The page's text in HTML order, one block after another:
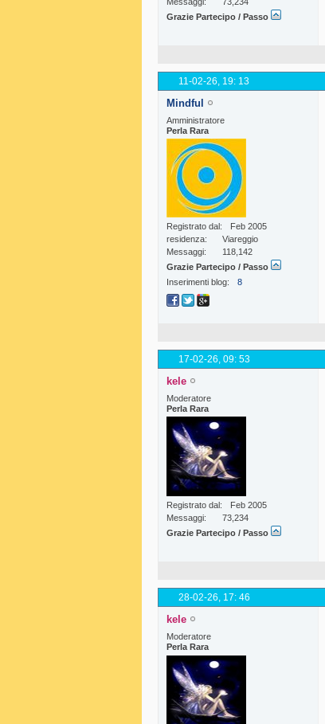
Grazie Partecipo / Passo
11-02-26, 19: 13
Mindful
Amministratore
Perla Rara
Registrato dal
Feb 2005
residenza
Viareggio
Messaggi
118,142
Grazie Partecipo / Passo
Inserimenti blog
8
17-02-26, 09: 53
kele
Moderatore
Perla Rara
Registrato dal
Feb 2005
Messaggi
73,234
Grazie Partecipo / Passo
28-02-26, 17: 46
kele
Moderatore
Perla Rara